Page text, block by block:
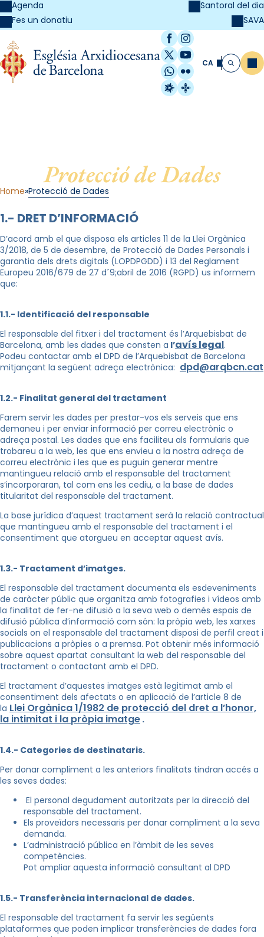
Agenda
Fes un donatiu
Santoral del dia
SAVA
Facebook
Instagram
X / Twitter
YouTube
WhatsApp
Flickr
Radio Estel
Catalunya
CA Cerca
Protecció de Dades
Home Protecció de Dades
1.- DRET D’INFORMACIÓ
D’acord amb el que disposa els articles 11 de la Llei Orgànica
3/2018, de 5 de desembre, de Protecció de Dades Personals i
garantia dels drets digitals (LOPDPGDD) i 13 del Reglament
Europeu 2016/679 de 27 d´9;abril de 2016 (RGPD) us informem
que:
1.1.- Identificació del responsable
El responsable del fitxer i del tractament és l’Arquebisbat de
Barcelona, amb les dades que consten a l’avís legal.
Podeu contactar amb el DPD de l’Arquebisbat de Barcelona
mitjançant la següent adreça electrònica: dpd@arqbcn.cat
1.2.- Finalitat general del tractament
Farem servir les dades per prestar-vos els serveis que ens
demaneu i per enviar informació per correu electrònic o
adreça postal. Les dades que ens faciliteu als formularis que
trobareu a la web, les que ens envieu a la nostra adreça de
correu electrònic i les que es puguin generar mentre
mantingueu relació amb el responsable del tractament
s’incorporaran, tal com ens les cediu, a la base de dades
titularitat del responsable del tractament.
La base jurídica d’aquest tractament serà la relació contractual
que mantingueu amb el responsable del tractament i el
consentiment que atorgueu en acceptar aquest avís.
1.3.- Tractament d’imatges.
El responsable del tractament documenta els esdeveniments
de caràcter públic que organitza amb fotografies i vídeos amb
la finalitat de fer-ne difusió a la seva web o demés espais de
difusió pública d’informació com són: la pròpia web, les xarxes
socials on el responsable del tractament disposi de perfil creat i
publicacions a pròpies o a premsa. Pot obtenir més informació
sobre aquest apartat consultant la web del responsable del
tractament o contactant amb el DPD.
El tractament d’aquestes imatges està legitimat amb el
consentiment dels afectats o en aplicació de l’article 8 de
la Llei Orgànica 1/1982 de protecció del dret a l’honor,
la intimitat i la pròpia imatge .
1.4.- Categories de destinataris.
Per donar compliment a les anteriors finalitats tindran accés a
les seves dades:
El personal degudament autoritzats per la direcció del
responsable del tractament.
Els proveïdors necessaris per donar compliment a la seva
demanda.
L’administració pública en l’àmbit de les seves
competències.
Pot ampliar aquesta informació consultant al DPD
1.5.- Transferència internacional de dades.
El responsable del tractament fa servir les següents
plataformes que poden implicar transferències de dades fora